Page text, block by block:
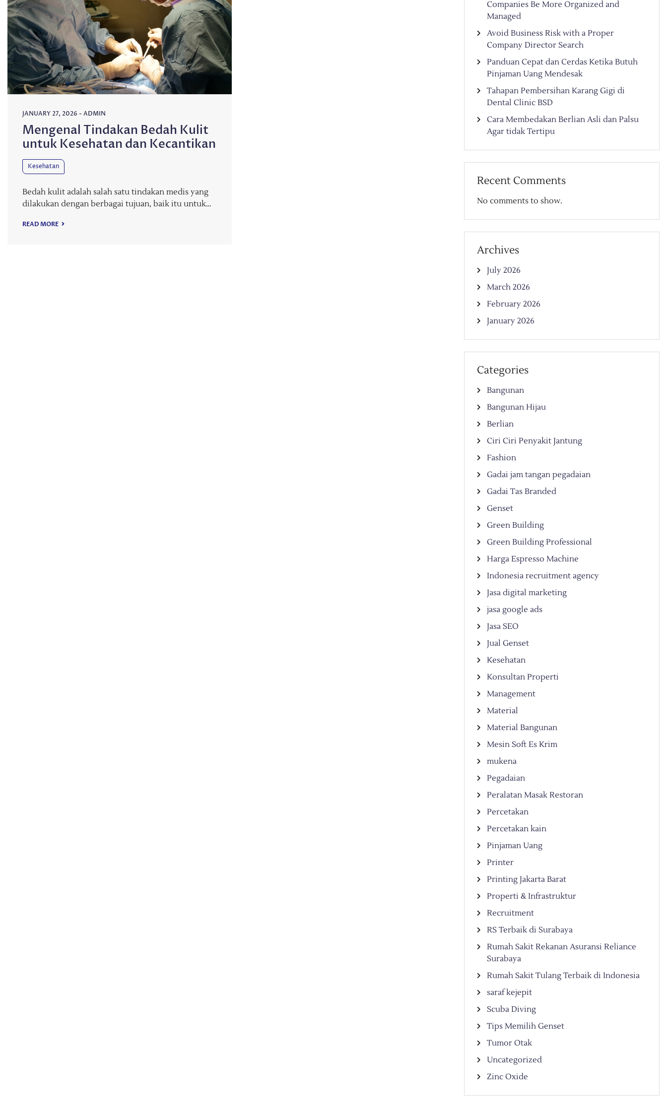
JANUARY 27, 2026 - ADMIN
Mengenal Tindakan Bedah Kulit
untuk Kesehatan dan Kecantikan
Kesehatan
Bedah kulit adalah salah satu tindakan medis yang
dilakukan dengan berbagai tujuan, baik itu untuk…
READ MORE
Companies Be More Organized and
Managed
Avoid Business Risk with a Proper
Company Director Search
Panduan Cepat dan Cerdas Ketika Butuh
Pinjaman Uang Mendesak
Tahapan Pembersihan Karang Gigi di
Dental Clinic BSD
Cara Membedakan Berlian Asli dan Palsu
Agar tidak Tertipu
Recent Comments
No comments to show.
Archives
July 2026
March 2026
February 2026
January 2026
Categories
Bangunan
Bangunan Hijau
Berlian
Ciri Ciri Penyakit Jantung
Fashion
Gadai jam tangan pegadaian
Gadai Tas Branded
Genset
Green Building
Green Building Professional
Harga Espresso Machine
Indonesia recruitment agency
Jasa digital marketing
jasa google ads
Jasa SEO
Jual Genset
Kesehatan
Konsultan Properti
Management
Material
Material Bangunan
Mesin Soft Es Krim
mukena
Pegadaian
Peralatan Masak Restoran
Percetakan
Percetakan kain
Pinjaman Uang
Printer
Printing Jakarta Barat
Properti & Infrastruktur
Recruitment
RS Terbaik di Surabaya
Rumah Sakit Rekanan Asuransi Reliance
Surabaya
Rumah Sakit Tulang Terbaik di Indonesia
saraf kejepit
Scuba Diving
Tips Memilih Genset
Tumor Otak
Uncategorized
Zinc Oxide